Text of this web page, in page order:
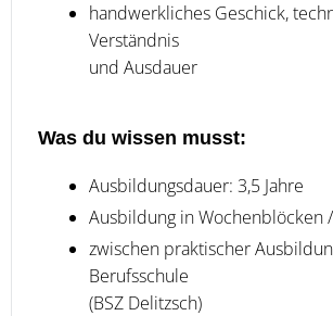
handwerkliches Geschick,
Verständnis
und Ausdauer
Was du wissen musst:
Ausbildungsdauer: 3,5 Jahre
Ausbildung in Wochenblöcken
zwischen praktischer
Berufsschule
(BSZ Delitzsch)